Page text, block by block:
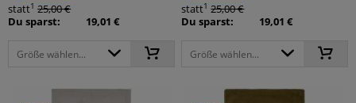
statt1 25,00 €
Du sparst:
19,01 €
Größe wählen...
statt1 25,00 €
Du sparst:
19,01 €
Größe wählen...